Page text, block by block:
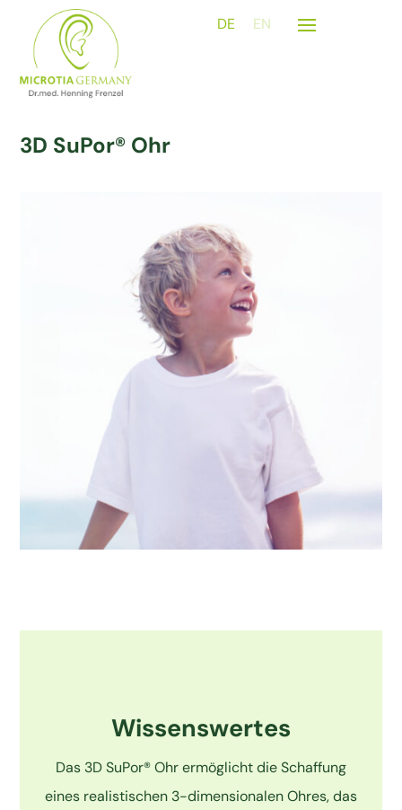
DE EN
3D SuPor® Ohr
Wissenswertes
Das 3D SuPor® Ohr ermöglicht die Schaffung
eines realistischen 3-dimensionalen Ohres, das